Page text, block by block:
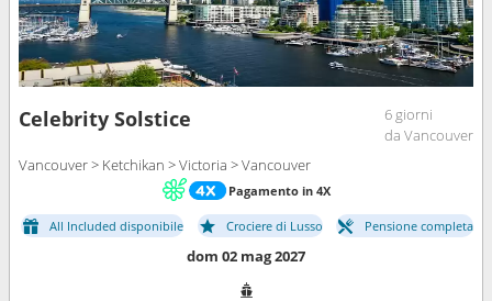
Celebrity Solstice
6 giorni
da Vancouver
Vancouver > Ketchikan > Victoria > Vancouver
Pagamento in 4X
All Included disponibile Crociere di Lusso Pensione completa
dom 02 mag 2027